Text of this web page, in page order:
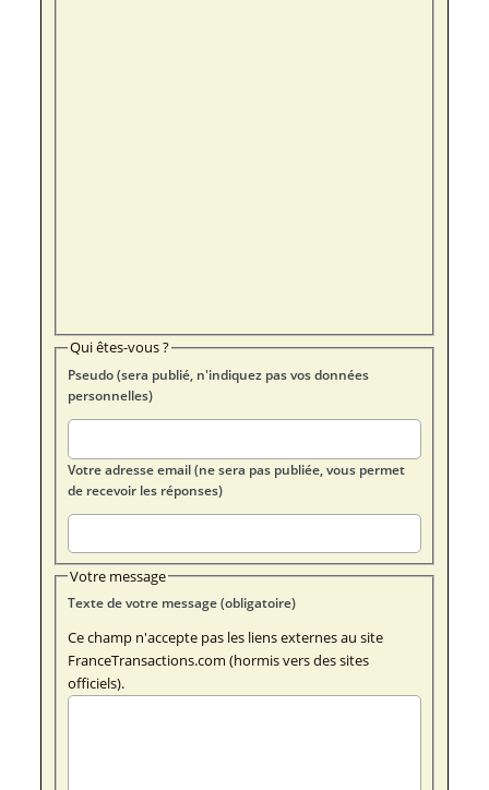
Qui êtes-vous ?
Pseudo (sera publié, n'indiquez pas vos données
personnelles)
Votre adresse email (ne sera pas publiée, vous permet
de recevoir les réponses)
Votre message
Texte de votre message (obligatoire)
Ce champ n'accepte pas les liens externes au site
FranceTransactions.com (hormis vers des sites
officiels).